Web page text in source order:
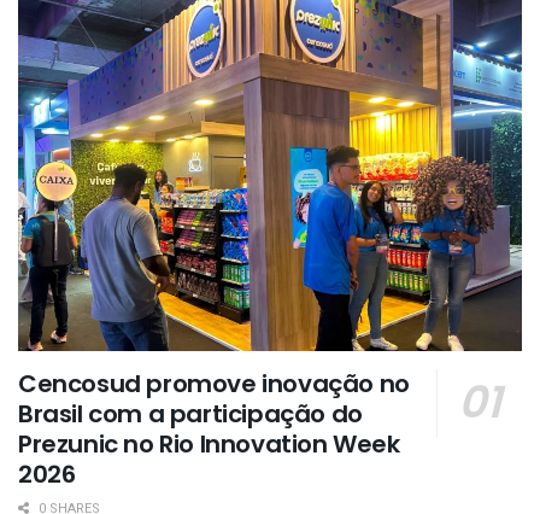
Cencosud promove inovação no
Brasil com a participação do
Prezunic no Rio Innovation Week
2026
0 SHARES